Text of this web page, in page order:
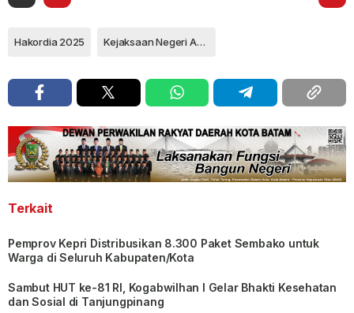
Hakordia 2025 Kejaksaan Negeri Anambas
Terkait
Pemprov Kepri Distribusikan 8.300 Paket Sembako untuk
Warga di Seluruh Kabupaten/Kota
Sambut HUT ke-81 RI, Kogabwilhan I Gelar Bhakti Kesehatan
dan Sosial di Tanjungpinang